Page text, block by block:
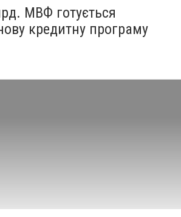
МВФ готується
кредитну програму